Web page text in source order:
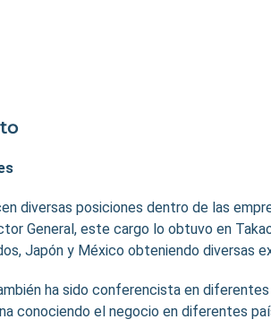
diversas posiciones dentro de las
General, este cargo lo obtuvo en
Japón y México obteniendo diversas
ha sido conferencista en
conociendo el negocio en diferentes